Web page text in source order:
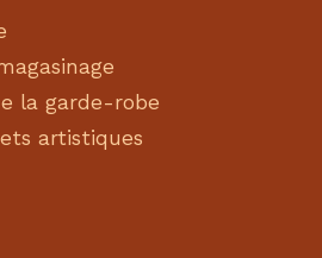
la garde-robe
artistiques